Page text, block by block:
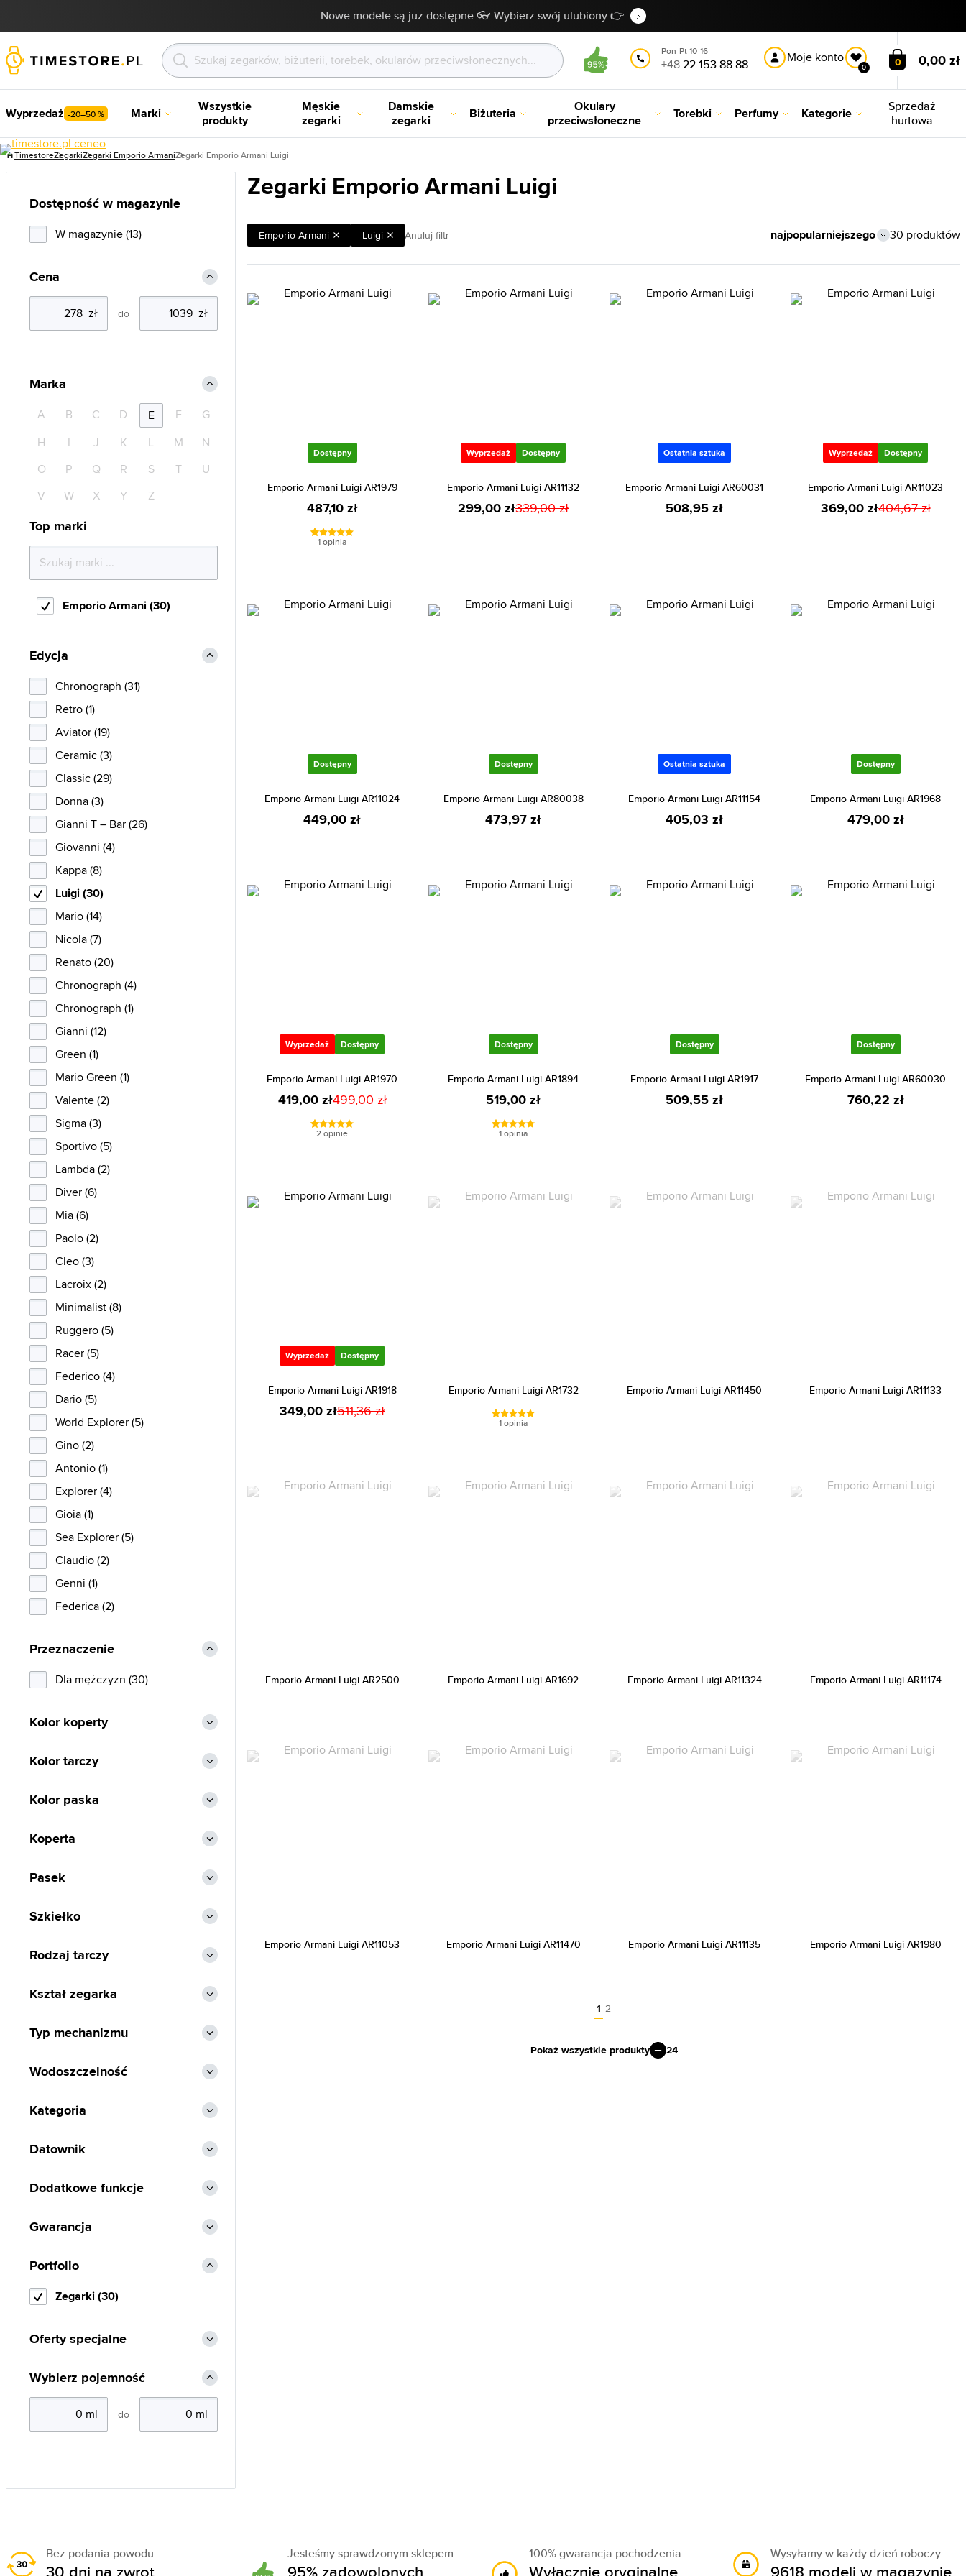
Nowe modele są już dostępne 👓 Wybierz swój ulubiony 👉
Pon-Pt 10-16
+4822 153 88 88 Moje konto
0 0 0,00 zł
Wyprzedaż -20–50 % Marki
Wszystkie
produkty
Męskie
zegarki
Damskie
zegarki
Biżuteria
Okulary
przeciwsłoneczne
Torebki Perfumy Kategorie
Sprzedaż
hurtowa
TimestoreZegarkiZegarki Emporio ArmaniZegarki Emporio Armani Luigi
Zegarki Emporio Armani Luigi
Emporio Armani Luigi Anuluj filtr 30 produktów
Dostępny
Emporio Armani Luigi AR1979
487,10 zł
1 opinia
Wyprzedaż Dostępny
Emporio Armani Luigi AR11132
299,00 zł339,00 zł
Ostatnia sztuka
Emporio Armani Luigi AR60031
508,95 zł
Wyprzedaż Dostępny
Emporio Armani Luigi AR11023
369,00 zł404,67 zł
Dostępny
Emporio Armani Luigi AR11024
449,00 zł
Dostępny
Emporio Armani Luigi AR80038
473,97 zł
Ostatnia sztuka
Emporio Armani Luigi AR11154
405,03 zł
Dostępny
Emporio Armani Luigi AR1968
479,00 zł
Wyprzedaż Dostępny
Emporio Armani Luigi AR1970
419,00 zł499,00 zł
2 opinie
Dostępny
Emporio Armani Luigi AR1894
519,00 zł
1 opinia
Dostępny
Emporio Armani Luigi AR1917
509,55 zł
Dostępny
Emporio Armani Luigi AR60030
760,22 zł
Wyprzedaż Dostępny
Emporio Armani Luigi AR1918
349,00 zł511,36 zł
Emporio Armani Luigi AR1732
1 opinia
Emporio Armani Luigi AR11450 Emporio Armani Luigi AR11133
Emporio Armani Luigi AR2500 Emporio Armani Luigi AR1692 Emporio Armani Luigi AR11324 Emporio Armani Luigi AR11174
Emporio Armani Luigi AR11053 Emporio Armani Luigi AR11470 Emporio Armani Luigi AR11135 Emporio Armani Luigi AR1980
1 2
Pokaż wszystkie produkty 24
Dostępność w magazynie
W magazynie (13)
Cena
do
Marka
A B C D E F
G
H
I J K L M
N
O
P Q R S T
U
V
W X Y Z
Top marki
Emporio Armani (30)
Edycja
Chronograph (31)
Retro (1)
Aviator (19)
Ceramic (3)
Classic (29)
Donna (3)
Gianni T – Bar (26)
Giovanni (4)
Kappa (8)
Luigi (30)
Mario (14)
Nicola (7)
Renato (20)
Chronograph (4)
Chronograph (1)
Gianni (12)
Green (1)
Mario Green (1)
Valente (2)
Sigma (3)
Sportivo (5)
Lambda (2)
Diver (6)
Mia (6)
Paolo (2)
Cleo (3)
Lacroix (2)
Minimalist (8)
Ruggero (5)
Racer (5)
Federico (4)
Dario (5)
World Explorer (5)
Gino (2)
Antonio (1)
Explorer (4)
Gioia (1)
Sea Explorer (5)
Claudio (2)
Genni (1)
Federica (2)
Przeznaczenie
Dla mężczyzn (30)
Kolor koperty
Kolor tarczy
Kolor paska
Koperta
Pasek
Szkiełko
Rodzaj tarczy
Kształ zegarka
Typ mechanizmu
Wodoszczelność
Kategoria
Datownik
Dodatkowe funkcje
Gwarancja
Portfolio
Zegarki (30)
Oferty specjalne
Wybierz pojemność
do
Bez podania powodu Jesteśmy sprawdzonym sklepem 100% gwarancja pochodzenia Wysyłamy w każdy dzień roboczy